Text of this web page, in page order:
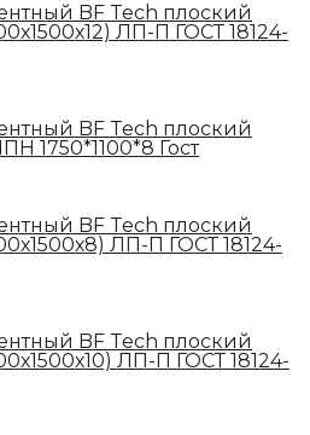
BF Tech плоский
ЛП-П ГОСТ 18124-
BF Tech плоский
1750*1100*8 Гост
BF Tech плоский
ЛП-П ГОСТ 18124-
BF Tech плоский
ЛП-П ГОСТ 18124-